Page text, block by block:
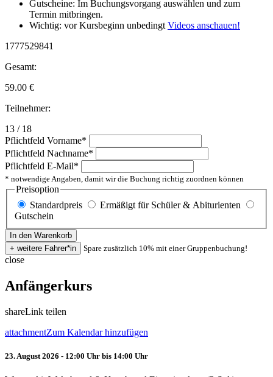
Gutscheine: Im Buchungsvorgang auswählen und zum
Termin mitbringen.
Wichtig: vor Kursbeginn unbedingtVideos anschauen!
1777529841
Gesamt:
59.00 €
Teilnehmer:
13 / 18
Pflichtfeld Vorname*
Pflichtfeld Nachname*
Pflichtfeld E-Mail*
* notwendige Angaben, damit wir die Buchung richtig zuordnen können
Preisoption
Standardpreis
Ermäßigt für Schüler & Abiturienten
Gutschein
Spare zusätzlich 10% mit einer Gruppenbuchung!
close
Anfängerkurs
shareLink teilen
attachmentZum Kalendar hinzufügen
23. August 2026 - 12:00 Uhr bis 14:00 Uhr